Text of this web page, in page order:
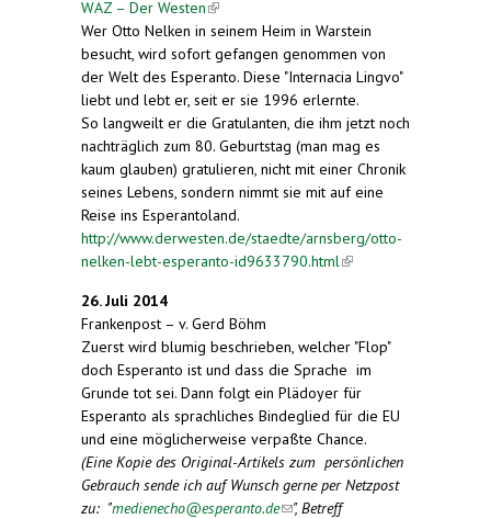
WAZ – Der Westen(link is external)
Wer Otto Nelken in seinem Heim in Warstein
besucht, wird sofort gefangen genommen von
der Welt des Esperanto. Diese "Internacia Lingvo"
liebt und lebt er, seit er sie 1996 erlernte.
So langweilt er die Gratulanten, die ihm jetzt noch
nachträglich zum 80. Geburtstag (man mag es
kaum glauben) gratulieren, nicht mit einer Chronik
seines Lebens, sondern nimmt sie mit auf eine
Reise ins Esperantoland.
http://www.derwesten.de/staedte/arnsberg/otto-
nelken-lebt-esperanto-id9633790.html (link is
26. Juli 2014
Frankenpost – v. Gerd Böhm
Zuerst wird blumig beschrieben, welcher "Flop"
doch Esperanto ist und dass die Sprache im
Grunde tot sei. Dann folgt ein Plädoyer für
Esperanto als sprachliches Bindeglied für die EU
und eine möglicherweise verpaßte Chance.
(Eine Kopie des Original-Artikels zum persönlichen
Gebrauch sende ich auf Wunsch gerne per Netzpost
zu: "medienecho@esperanto.de(link sends e-mail)
", Betreff